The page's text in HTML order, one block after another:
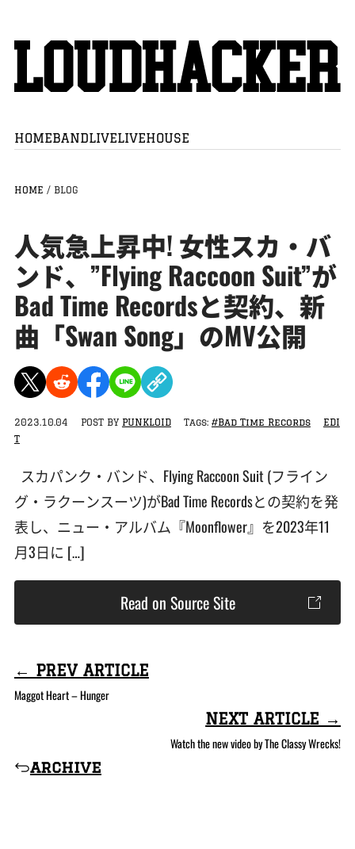
HOMEBANDLIVELIVEHOUSE
HOME / BLOG
人気急上昇中! 女性スカ・バ
ンド、”Flying Raccoon Suit”が
Bad Time Recordsと契約、新
曲「Swan Song」のMV公開
2023.10.04 POST BY PUNKLOID Tags: #Bad Time Records
EDI
T
スカパンク・バンド、Flying Raccoon Suit (フライン
グ・ラクーンスーツ)がBad Time Recordsとの契約を発
表し、ニュー・アルバム『Moonflower』を2023年11
月3日に […]
Read on Source Site
← PREV ARTICLE
Maggot Heart – Hunger
archive
NEXT ARTICLE →
Watch the new video by The Classy Wrecks!